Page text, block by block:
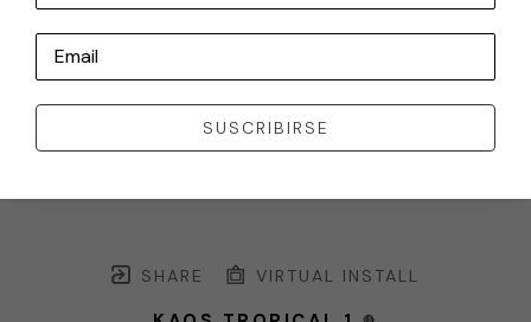
SHARE VIRTUAL INSTALL
Email
SUSCRIBIRSE